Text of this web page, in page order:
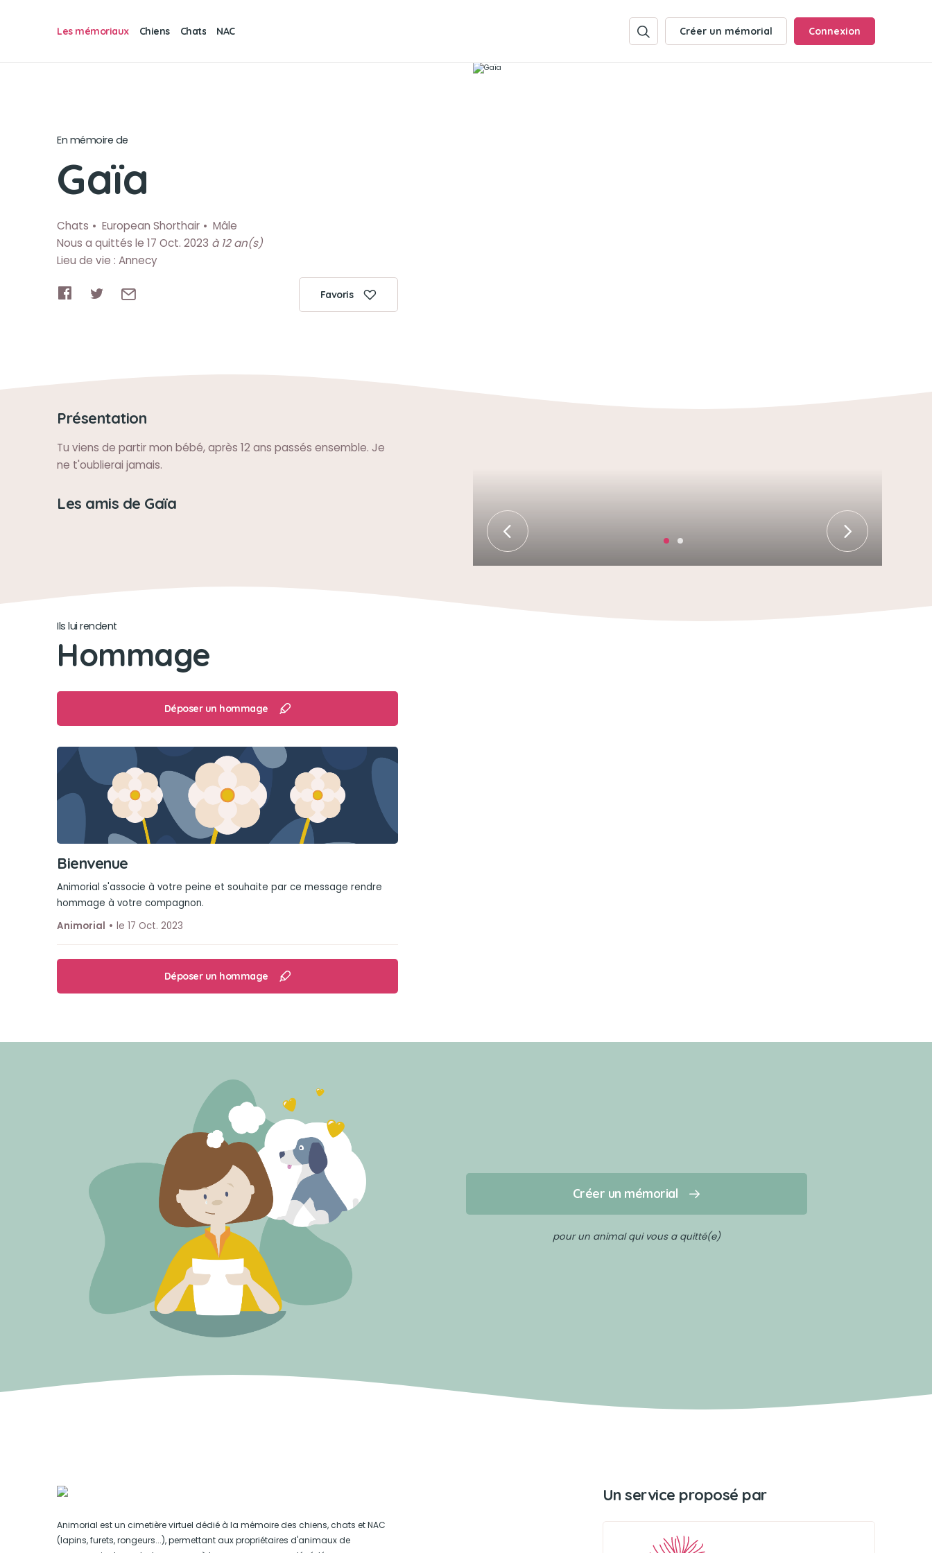
Les mémoriaux Chiens Chats NAC Créer un mémorial Connexion
En mémoire de
Gaïa
Chats European Shorthair
Mâle
Nous a quittés le 17 Oct. 2023 à 12 an(s)
Lieu de vie : Annecy
Favoris
Présentation
Tu viens de partir mon bébé, après 12 ans passés ensemble. Je
ne t'oublierai jamais.
Les amis de Gaïa
Ils lui rendent
Hommage
Déposer un hommage
Bienvenue
Animorial s'associe à votre peine et souhaite par ce message rendre
hommage à votre compagnon.
Animorial
le 17 Oct. 2023
Déposer un hommage
Créer un mémorial
pour un animal qui vous a quitté(e)
Animorial est un cimetière virtuel dédié à la mémoire des chiens, chats et NAC
(lapins, furets, rongeurs...), permettant aux propriétaires d'animaux de
Un service proposé par